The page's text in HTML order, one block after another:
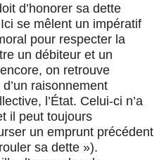
d’honorer sa dette
se mêlent un impératif
pour respecter la
un débiteur et un
on retrouve
raisonnement
l’État. Celui-ci n’a
il peut toujours
un emprunt précédent
sa dette »).